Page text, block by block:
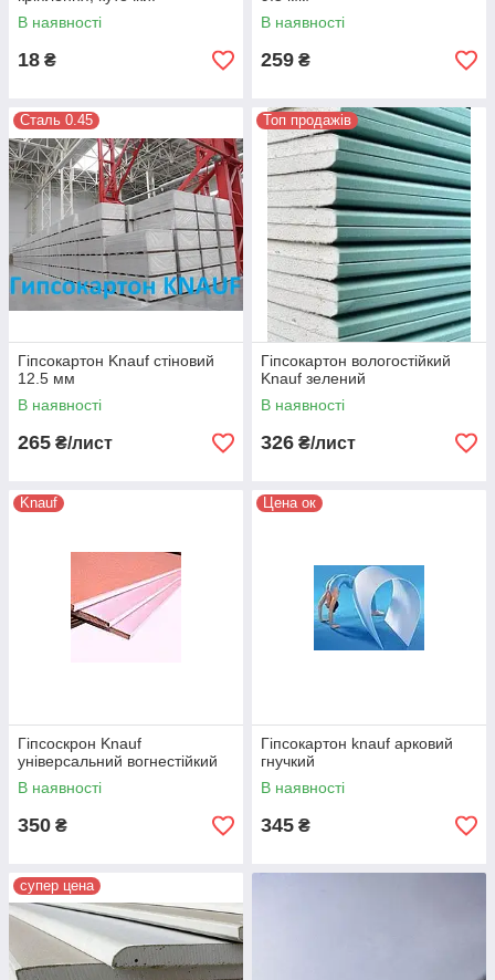
В наявності
18 ₴
В наявності
259 ₴
Сталь 0.45
Гіпсокартон Knauf стіновий
12.5 мм
В наявності
265 ₴/лист
Топ продажів
Гіпсокартон вологостійкий
Knauf зелений
В наявності
326 ₴/лист
Knauf
Гіпсоскрон Knauf
універсальний вогнестійкий
В наявності
350 ₴
Цена ок
Гіпсокартон knauf арковий
гнучкий
В наявності
345 ₴
супер цена